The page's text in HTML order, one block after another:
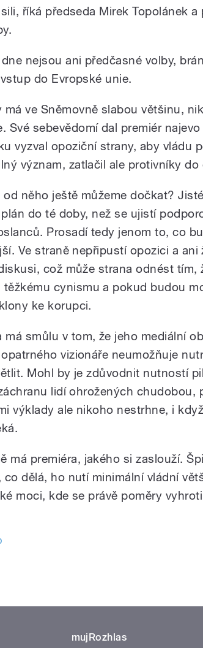
říká předseda Mirek Topolánek
nejsou ani předčasné volby,
do Evropské unie.
má ve Sněmovně slabou většinu,
Své sebevědomí dal premiér
vyzval opoziční strany, aby vládu
význam, zatlačil ale protivníky do
něho ještě můžeme dočkat?
do té doby, než se ujistí
Prosadí tedy jenom to, co
Ve straně nepřipustí opozici a ani
což může strana odnést tím,
těžkému cynismu a pokud budou
ke korupci.
má smůlu v tom, že jeho mediální
vizionáře neumožňuje
Mohl by je zdůvodnit nutností
lidí ohrožených chudobou,
výklady ale nikoho nestrhne, i
má premiéra, jakého si zaslouží.
co dělá, ho nutí minimální vládní
moci, kde se právě poměry
mujRozhlas